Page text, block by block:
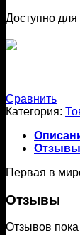
Доступно для
Сравнить
Категория:
Отзывы
Первая в
Отзывы
Отзывов пока